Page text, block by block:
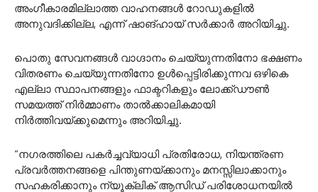
അംഗീകാരമില്ലാത്ത വാഹനങ്ങൾ റോഡുകളിൽ
അനുവദിക്കില്ല, എന്ന് ഷാങ്ഹായ് സർക്കാർ അറിയിച്ചു.
പൊതു സേവനങ്ങൾ വാഗ്ദാനം ചെയ്യുന്നതിനോ ഭക്ഷണം
വിതരണം ചെയ്യുന്നതിനോ ഉൾപ്പെട്ടിരിക്കുന്നവ ഒഴികെ
എല്ലാ സ്ഥാപനങ്ങളും ഫാക്ടറികളും ലോക്ക്ഡൗൺ
സമയത്ത് നിർമ്മാണം താൽക്കാലികമായി
നിർത്തിവയ്ക്കുമെന്നും അറിയിച്ചു.
“നഗരത്തിലെ പകർച്ചവ്യാധി പ്രതിരോധ, നിയന്ത്രണ
പ്രവർത്തനങ്ങളെ പിന്തുണയ്ക്കാനും മനസ്സിലാക്കാനും
സഹകരിക്കാനും ന്യൂക്ലിക് ആസിഡ് പരിശോധനയിൽ